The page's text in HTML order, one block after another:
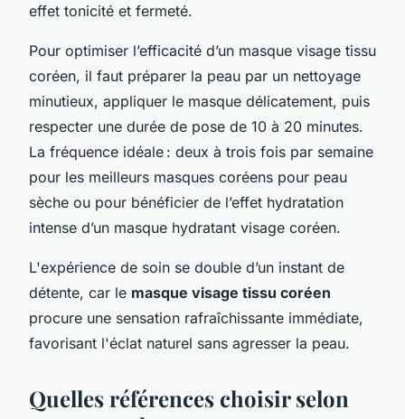
effet tonicité et fermeté.
Pour optimiser l’efficacité d’un masque visage tissu
coréen, il faut préparer la peau par un nettoyage
minutieux, appliquer le masque délicatement, puis
respecter une durée de pose de 10 à 20 minutes.
La fréquence idéale : deux à trois fois par semaine
pour les meilleurs masques coréens pour peau
sèche ou pour bénéficier de l’effet hydratation
intense d’un masque hydratant visage coréen.
L'expérience de soin se double d’un instant de
détente, car le masque visage tissu coréen
procure une sensation rafraîchissante immédiate,
favorisant l'éclat naturel sans agresser la peau.
Quelles références choisir selon